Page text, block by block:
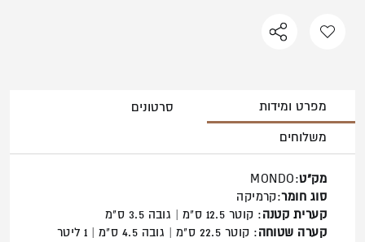
מפרט ומידות
סרטונים
משלוחים
מק"ט:MONDO
סוג חומר:קרמיקה
קערית קטנה: קוטר 12.5 ס"מ | גובה 3.5 ס"מ
קערה שטוחה: קוטר 22.5 ס"מ | גובה 4.5 ס"מ | 1 ליטר